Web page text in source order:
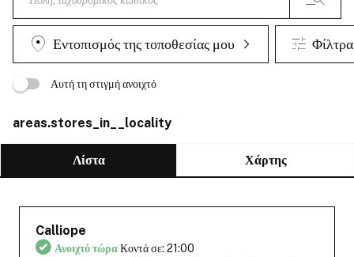
Εντοπισμός της τοποθεσίας μου Φίλτρα
Αυτή τη στιγμή ανοιχτό
areas.stores_in__locality
Λίστα Χάρτης
Calliope
Ανοιχτό τώραΚοντά σε: 21:00